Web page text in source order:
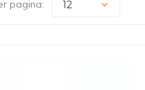
pagina: